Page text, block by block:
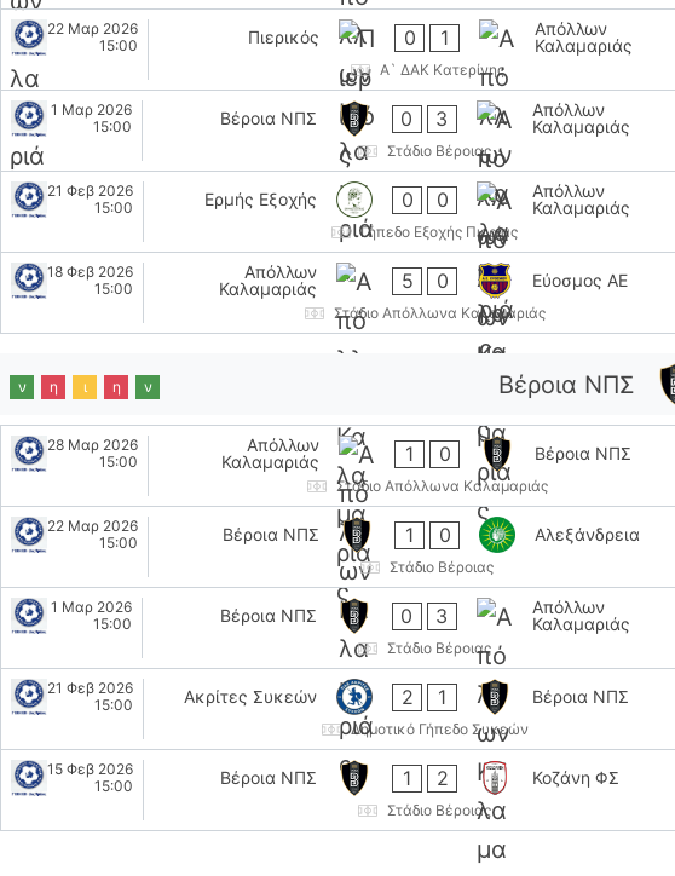
22 Μαρ 2026
15:00
Πιερικός 0 1
Απόλλων
Καλαμαριάς
Α` ΔΑΚ Κατερίνης
1 Μαρ 2026
15:00
Βέροια ΝΠΣ 0 3
Απόλλων
Καλαμαριάς
Στάδιο Βέροιας
21 Φεβ 2026
15:00
Ερμής Εξοχής 0 0
Απόλλων
Καλαμαριάς
Γήπεδο Εξοχής Πιερίας
18 Φεβ 2026
15:00
Απόλλων
Καλαμαριάς
5 0 Εύοσμος ΑΕ
Στάδιο Απόλλωνα Καλαμαριάς
Βέροια ΝΠΣ
ν η ι η ν
28 Μαρ 2026
15:00
Απόλλων
Καλαμαριάς
1 0 Βέροια ΝΠΣ
Στάδιο Απόλλωνα Καλαμαριάς
22 Μαρ 2026
15:00
Βέροια ΝΠΣ 1 0 Αλεξάνδρεια
Στάδιο Βέροιας
1 Μαρ 2026
15:00
Βέροια ΝΠΣ 0 3
Απόλλων
Καλαμαριάς
Στάδιο Βέροιας
21 Φεβ 2026
15:00
Ακρίτες Συκεών 2 1 Βέροια ΝΠΣ
Δημοτικό Γήπεδο Συκεών
15 Φεβ 2026
15:00
Βέροια ΝΠΣ 1 2 Κοζάνη ΦΣ
Στάδιο Βέροιας